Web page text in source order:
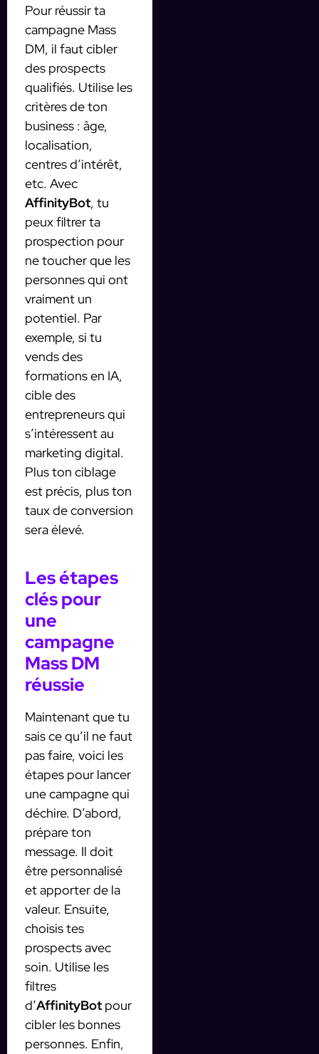
Pour réussir ta
campagne Mass
DM, il faut cibler
des prospects
qualifiés. Utilise les
critères de ton
business : âge,
localisation,
centres d’intérêt,
etc. Avec
AffinityBot, tu
peux filtrer ta
prospection pour
ne toucher que les
personnes qui ont
vraiment un
potentiel. Par
exemple, si tu
vends des
formations en IA,
cible des
entrepreneurs qui
s’intéressent au
marketing digital.
Plus ton ciblage
est précis, plus ton
taux de conversion
sera élevé.
Les étapes
clés pour
une
campagne
Mass DM
réussie
Maintenant que tu
sais ce qu’il ne faut
pas faire, voici les
étapes pour lancer
une campagne qui
déchire. D’abord,
prépare ton
message. Il doit
être personnalisé
et apporter de la
valeur. Ensuite,
choisis tes
prospects avec
soin. Utilise les
filtres
d’AffinityBot pour
cibler les bonnes
personnes. Enfin,